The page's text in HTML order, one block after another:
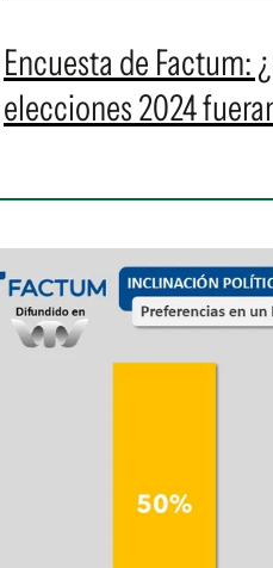
Encuesta de Factum:
elecciones 2024